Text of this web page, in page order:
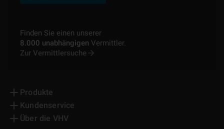
Finden Sie einen unserer
8.000 unabhängigen Vermittler.
Zur Vermittlersuche
Produkte
Kundenservice
Über die VHV